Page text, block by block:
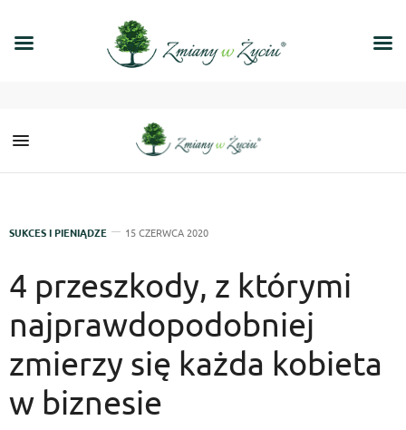
SUKCES I PIENIĄDZE 15 CZERWCA 2020
4 przeszkody, z którymi
najprawdopodobniej
zmierzy się każda kobieta
w biznesie